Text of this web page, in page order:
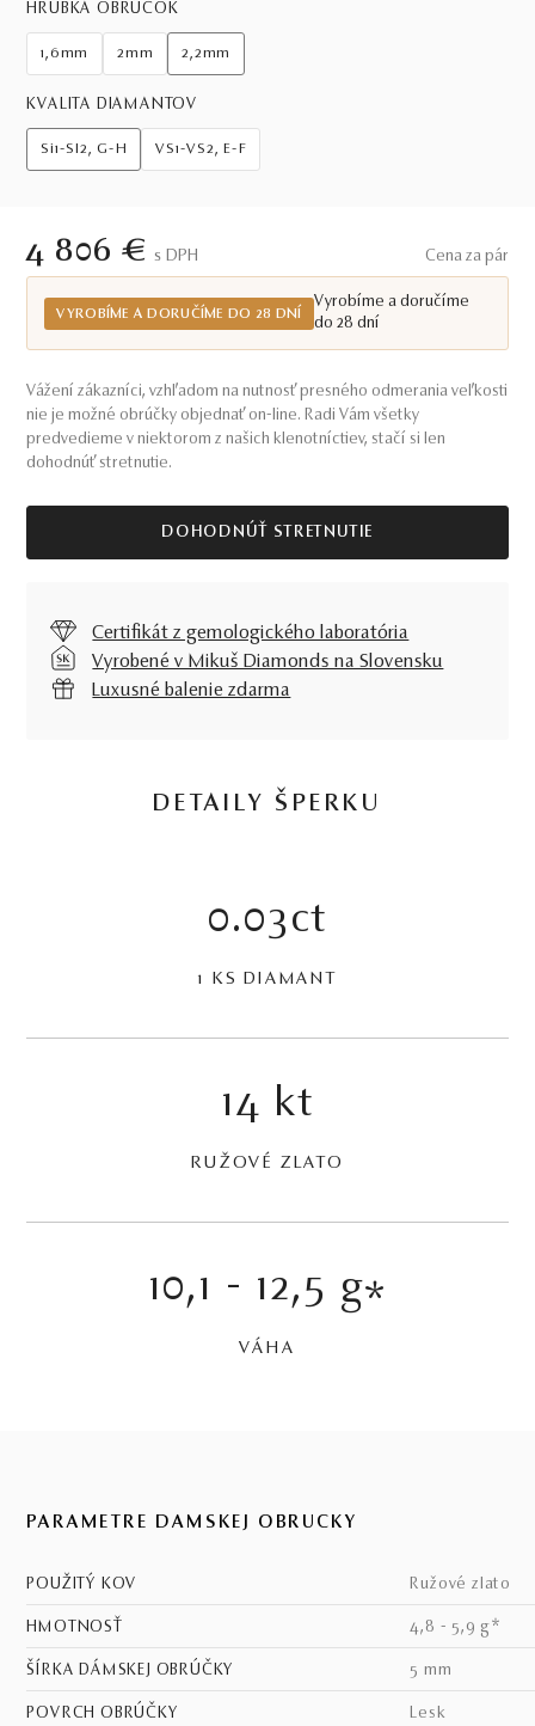
HRÚBKA OBRÚČOK
1,6mm 2mm 2,2mm
KVALITA DIAMANTOV
Si1-SI2, G-H VS1-VS2, E-F
4 806 € S DPH Cena za pár
VYROBÍME A DORUČÍME DO 28 DNÍ
Vyrobíme a doručíme
do 28 dní
Vážení zákazníci, vzhľadom na nutnosť presného odmerania veľkosti
nie je možné obrúčky objednať on-line. Radi Vám všetky
predvedieme v niektorom z našich klenotníctiev, stačí si len
dohodnúť stretnutie.
DOHODNÚŤ STRETNUTIE
Certifikát z gemologického laboratória
Vyrobené v Mikuš Diamonds na Slovensku
Luxusné balenie zdarma
DETAILY ŠPERKU
0.03ct
1 KS DIAMANT
14 kt
RUŽOVÉ ZLATO
10,1 - 12,5 g*
VÁHA
PARAMETRE DÁMSKEJ OBRÚČKY
POUŽITÝ KOV ružové zlato
HMOTNOSŤ 4,8 - 5,9 g*
ŠÍRKA DÁMSKEJ OBRÚČKY 5 mm
POVRCH OBRÚČKY lesk